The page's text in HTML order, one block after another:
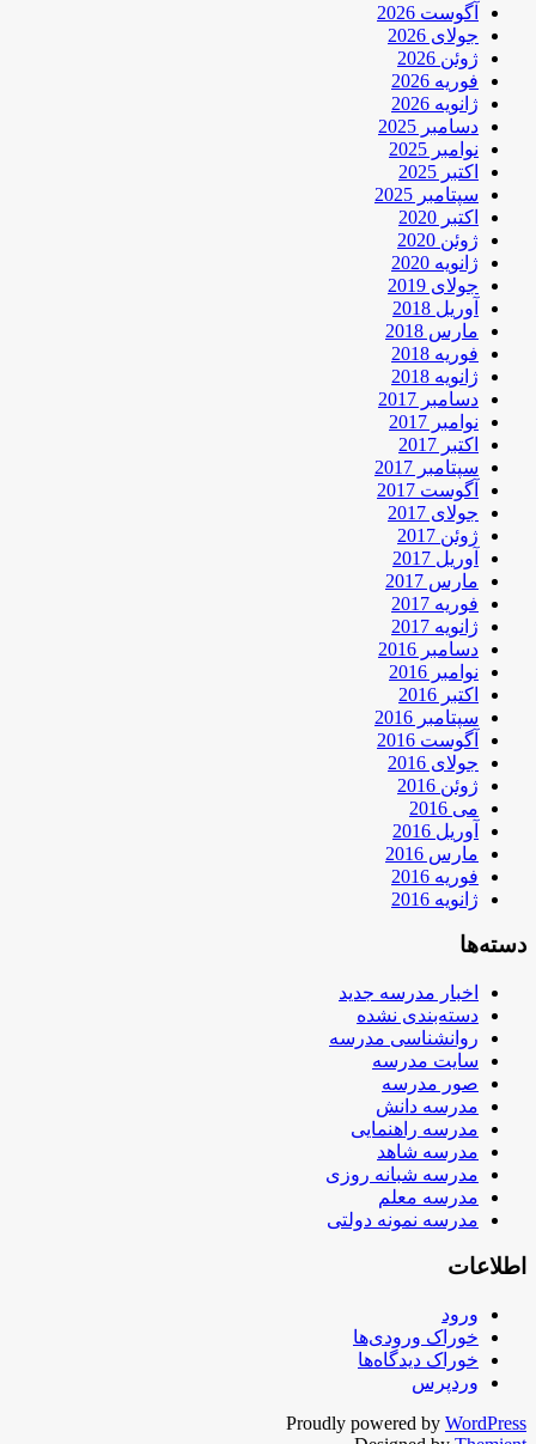
آگوست 2026
جولای 2026
ژوئن 2026
فوریه 2026
ژانویه 2026
دسامبر 2025
نوامبر 2025
اکتبر 2025
سپتامبر 2025
اکتبر 2020
ژوئن 2020
ژانویه 2020
جولای 2019
آوریل 2018
مارس 2018
فوریه 2018
ژانویه 2018
دسامبر 2017
نوامبر 2017
اکتبر 2017
سپتامبر 2017
آگوست 2017
جولای 2017
ژوئن 2017
آوریل 2017
مارس 2017
فوریه 2017
ژانویه 2017
دسامبر 2016
نوامبر 2016
اکتبر 2016
سپتامبر 2016
آگوست 2016
جولای 2016
ژوئن 2016
می 2016
آوریل 2016
مارس 2016
فوریه 2016
ژانویه 2016
دسته‌ها
اخبار مدرسه جدید
دسته‌بندی نشده
روانشناسی مدرسه
سایت مدرسه
صور مدرسه
مدرسه دانش
مدرسه راهنمایی
مدرسه شاهد
مدرسه شبانه روزی
مدرسه معلم
مدرسه نمونه دولتی
اطلاعات
ورود
خوراک ورودی‌ها
خوراک دیدگاه‌ها
وردپرس
Proudly powered by WordPress